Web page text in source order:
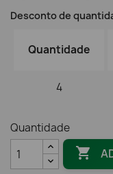
Desconto de
Quantidade
4
Quantidade
